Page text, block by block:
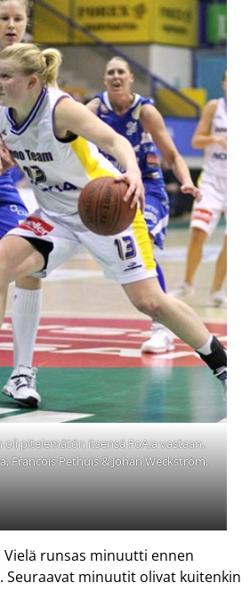
oli pitelemätön itsensä FoA:a vastaan.
Francois Pethuis & Johan Weckström.
runsas minuutti ennen
Seuraavat minuutit olivat kuitenkin